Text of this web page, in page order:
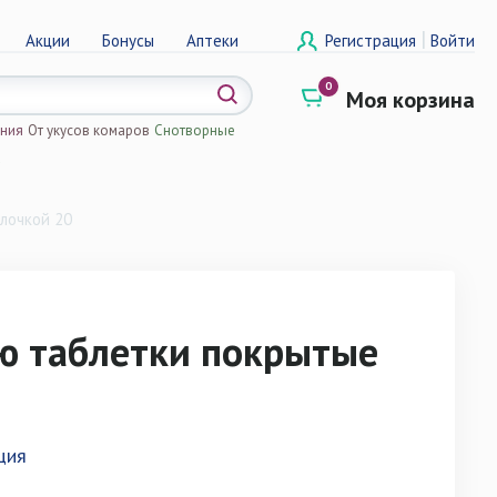
Акции Бонусы Аптеки Регистрация | Войти
0 Моя корзина
От укусов комаров Снотворные
20
таблетки покрытые